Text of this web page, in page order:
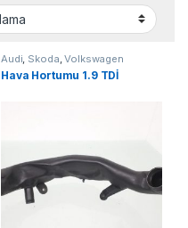
Audi, Skoda,Volkswagen
Hava Hortumu 1.9 TDİ